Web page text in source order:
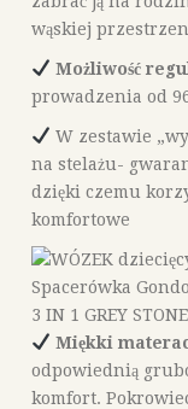
wąskiej
Możliwość
prowadzenia od
W zestawie
na stelażu-
dzięki czemu
komfortowe
Miękki
odpowiednią
komfort.